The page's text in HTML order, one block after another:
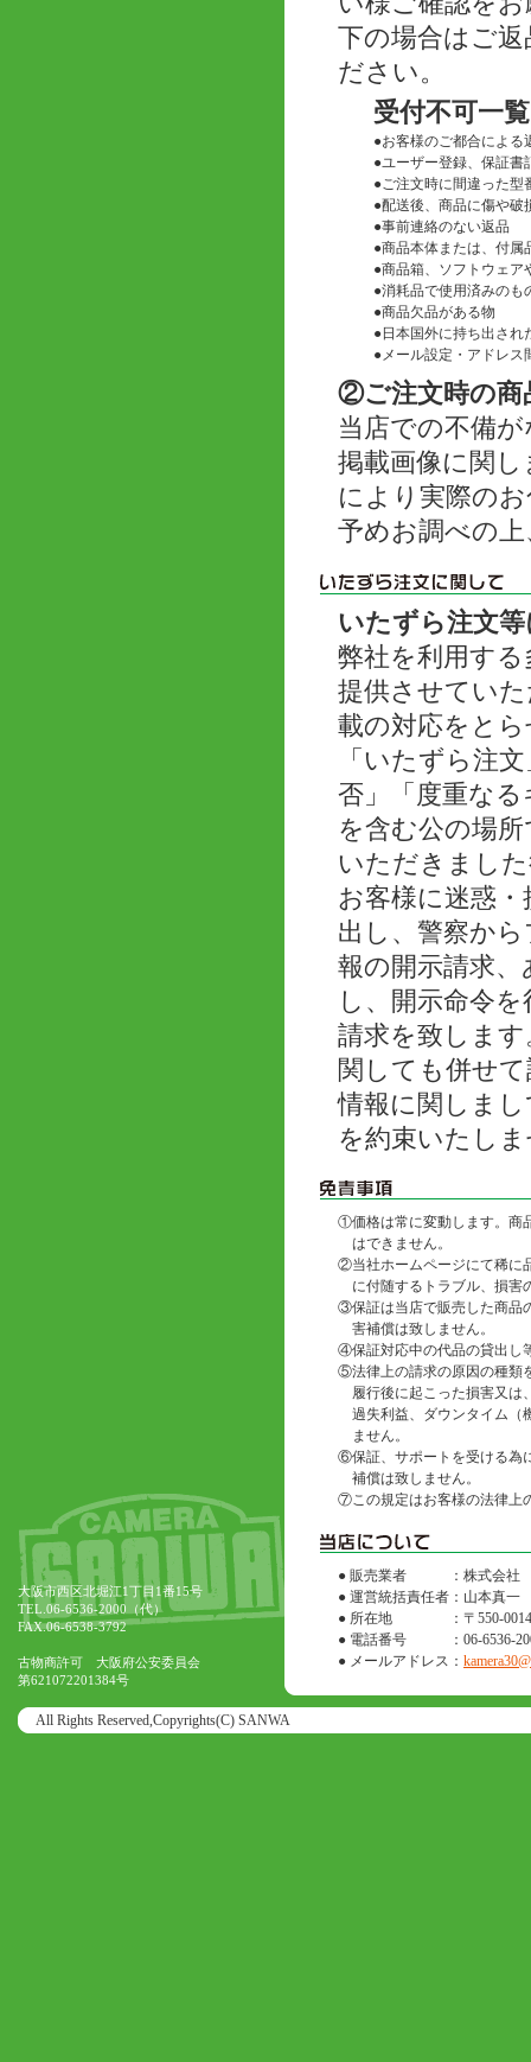
下の場合はご
ださい。
受付不可一覧
●お客様のご都合による
●ユーザー登録、保証書
●ご注文時に間違った型
●配送後、商品に傷や破
●事前連絡のない返品
●商品本体または、付属
●商品箱、ソフトウェア
●消耗品で使用済みのも
●商品欠品がある物
●日本国外に持ち出され
●メール設定・アドレ
②ご注文時の商
当店での不備
掲載画像に関
により実際の
予めお調べの
いたずら注文
弊社を利用す
提供させてい
載の対応をと
「いたずら注
否」「度重な
を含む公の場
いただきまし
お客様に迷惑
出し、警察か
報の開示請求
し、開示命令
請求を致しま
関しても併せ
情報に関しま
を約束いたし
①価格は常に変動します。商
はできません。
②当社ホームページにて稀に
に付随するトラブル、損害
③保証は当店で販売した商品
害補償は致しません。
④保証対応中の代品の貸出し
⑤法律上の請求の原因の種類
履行後に起こった損害又は
過失利益、ダウンタイム（
ません。
⑥保証、サポートを受ける為
補償は致しません。
⑦この規定はお客様の法律上
● 販売業者
：株式会
● 運営統括責任者 ：山本真一
● 所在地
：〒550-
● 電話番号
：06-6536-
● メールアドレス ：
大阪市西区北堀江1丁目1番15号
TEL.06-6536-2000（代）
FAX.06-6538-3792
古物商許可 大阪府公安委員会
第621072201384号
All Rights Reserved,Copyrights(C) SANWA